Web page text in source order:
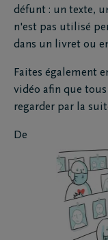
défunt : un texte,
n'est pas utilisé
dans un livret ou
Faites également
vidéo afin que
regarder par la
De